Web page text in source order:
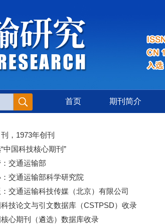
首页 期刊简介
，1973年创刊
“中国科技核心期刊”
交通运输部
交通运输部科学研究院
交通运输科技传媒（北京）有限公司
技论文与引文数据库（CSTPSD）收录
心期刊（遴选）数据库收录